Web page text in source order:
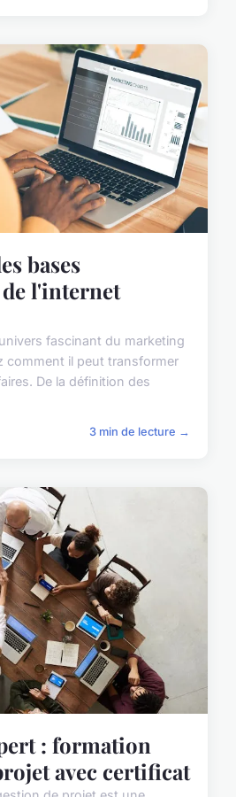
bases
l'internet
fascinant du marketing
comment il peut transformer
De la définition des
3 min de lecture →
: formation
avec certificat